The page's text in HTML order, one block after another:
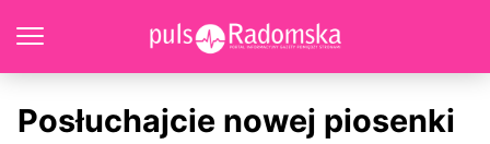
Posłuchajcie nowej piosenki